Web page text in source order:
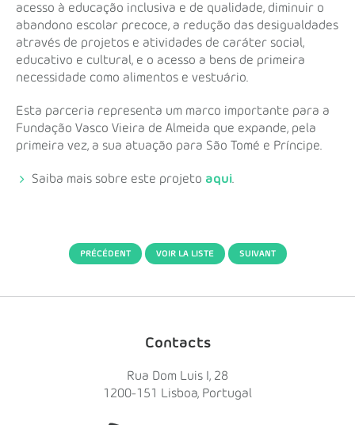
acesso à educação inclusiva e de qualidade, diminuir o
abandono escolar precoce, a redução das desigualdades
através de projetos e atividades de caráter social,
educativo e cultural, e o acesso a bens de primeira
necessidade como alimentos e vestuário.
Esta parceria representa um marco importante para a
Fundação Vasco Vieira de Almeida que expande, pela
primeira vez, a sua atuação para São Tomé e Príncipe.
Saiba mais sobre este projeto aqui
PRÉCÉDENT VOIR LA LISTE SUIVANT
Contacts
Rua Dom Luis I, 28
1200-151 Lisboa, Portugal